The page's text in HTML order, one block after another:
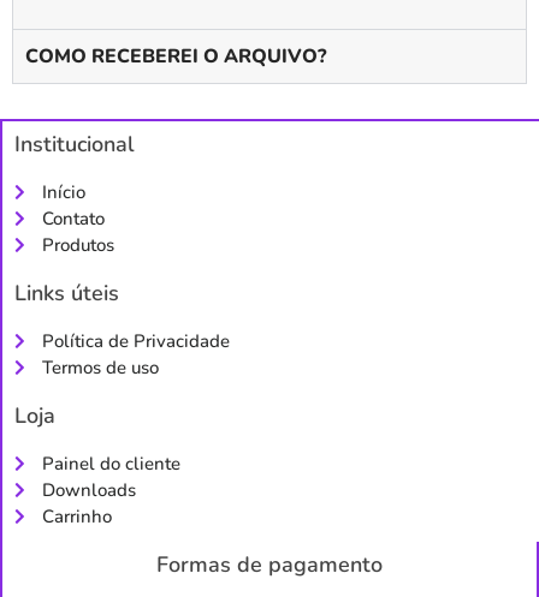
COMO RECEBEREI O ARQUIVO?
Institucional
Início
Contato
Produtos
Links úteis
Política de Privacidade
Termos de uso
Loja
Painel do cliente
Downloads
Carrinho
Formas de pagamento